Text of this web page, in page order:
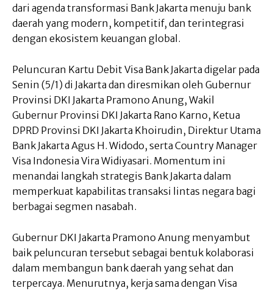
dari agenda transformasi Bank Jakarta menuju bank
daerah yang modern, kompetitif, dan terintegrasi
dengan ekosistem keuangan global.
Peluncuran Kartu Debit Visa Bank Jakarta digelar pada
Senin (5/1) di Jakarta dan diresmikan oleh Gubernur
Provinsi DKI Jakarta Pramono Anung, Wakil
Gubernur Provinsi DKI Jakarta Rano Karno, Ketua
DPRD Provinsi DKI Jakarta Khoirudin, Direktur Utama
Bank Jakarta Agus H. Widodo, serta Country Manager
Visa Indonesia Vira Widiyasari. Momentum ini
menandai langkah strategis Bank Jakarta dalam
memperkuat kapabilitas transaksi lintas negara bagi
berbagai segmen nasabah.
Gubernur DKI Jakarta Pramono Anung menyambut
baik peluncuran tersebut sebagai bentuk kolaborasi
dalam membangun bank daerah yang sehat dan
terpercaya. Menurutnya, kerja sama dengan Visa